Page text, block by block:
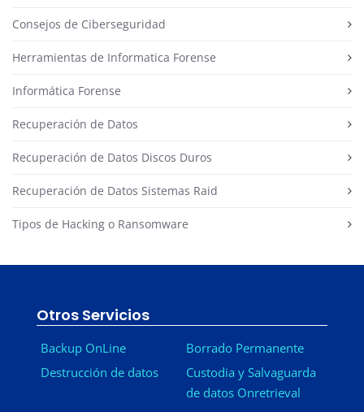
Consejos de Ciberseguridad
Herramientas de Informatica Forense
Informática Forense
Recuperación de Datos
Recuperación de Datos Discos Duros
Recuperación de Datos Sistemas Raid
Tipos de Hacking o Ransomware
Otros Servicios
Backup OnLine
Destrucción de datos
Borrado Permanente
Custodia y Salvaguarda
de datos Onretrieval